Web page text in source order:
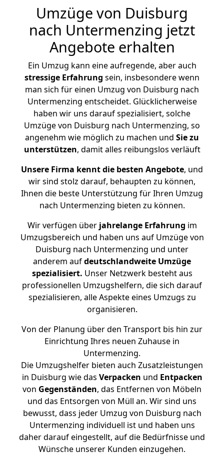
Umzüge von Duisburg
nach Untermenzing jetzt
Angebote erhalten
Ein Umzug kann eine aufregende, aber auch
stressige Erfahrung sein, insbesondere wenn
man sich für einen Umzug von Duisburg nach
Untermenzing entscheidet. Glücklicherweise
haben wir uns darauf spezialisiert, solche
Umzüge von Duisburg nach Untermenzing, so
angenehm wie möglich zu machen und Sie zu
unterstützen, damit alles reibungslos verläuft
Unsere Firma kennt die besten Angebote, und
wir sind stolz darauf, behaupten zu können,
Ihnen die beste Unterstützung für Ihren Umzug
nach Untermenzing bieten zu können.
Wir verfügen überjahrelange Erfahrung im
Umzugsbereich und haben uns auf Umzüge von
Duisburg nach Untermenzing und unter
anderem aufdeutschlandweite Umzüge
spezialisiert. Unser Netzwerk besteht aus
professionellen Umzugshelfern, die sich darauf
spezialisieren, alle Aspekte eines Umzugs zu
organisieren.
Von der Planung über den Transport bis hin zur
Einrichtung Ihres neuen Zuhause in
Untermenzing.
Die Umzugshelfer bieten auch Zusatzleistungen
in Duisburg wie das Verpacken und Entpacken
von Gegenständen, das Entfernen von Möbeln
und das Entsorgen von Müll an. Wir sind uns
bewusst, dass jeder Umzug von Duisburg nach
Untermenzing individuell ist und haben uns
daher darauf eingestellt, auf die Bedürfnisse und
Wünsche unserer Kunden einzugehen.